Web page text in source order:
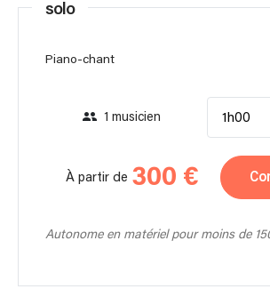
solo
Piano-chant
1 musicien 1h00
À partir de 300 €
Autonome en matériel pour moins de